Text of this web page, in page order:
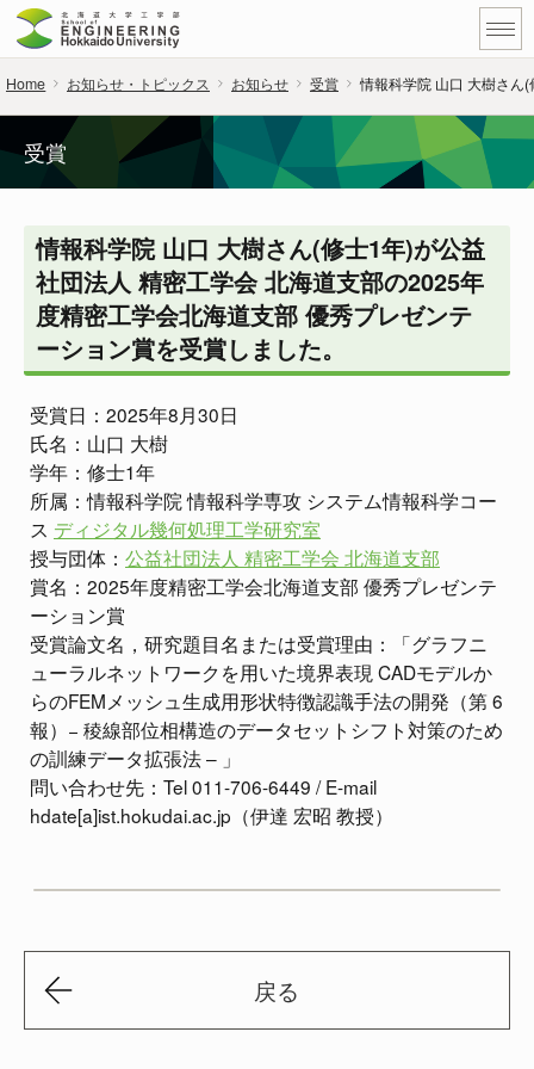
Home お知らせ・トピックス お知らせ 受賞 情報科学院 山口 大樹さん
受賞
情報科学院 山口 大樹さん(修士1年)が公益
社団法人 精密工学会 北海道支部の2025年
度精密工学会北海道支部 優秀プレゼンテ
ーション賞を受賞しました。
受賞日：2025年8月30日
氏名：山口 大樹
学年：修士1年
所属：情報科学院 情報科学専攻 システム情報科学コー
ス ディジタル幾何処理工学研究室
授与団体： 公益社団法人 精密工学会 北海道支部
賞名：2025年度精密工学会北海道支部 優秀プレゼンテ
ーション賞
受賞論文名，研究題目名または受賞理由：「グラフニ
ューラルネットワークを用いた境界表現 CADモデルか
らのFEMメッシュ生成用形状特徴認識手法の開発（第 6
報）− 稜線部位相構造のデータセットシフト対策のため
の訓練データ拡張法 – 」
問い合わせ先：Tel 011-706-6449 / E-mail
hdate[a]ist.hokudai.ac.jp（伊達 宏昭 教授）
戻る